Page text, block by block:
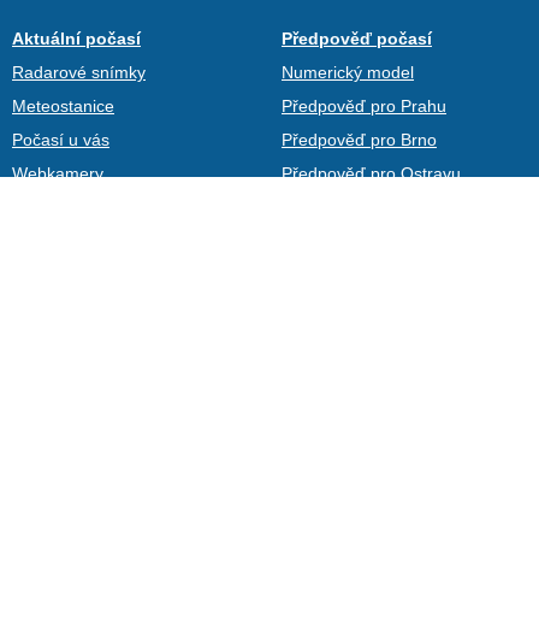
Aktuální počasí
Radarové snímky
Meteostanice
Počasí u vás
Webkamery
Předpověď počasí
Numerický model
Předpověď pro Prahu
Předpověď pro Brno
Předpověď pro Ostravu